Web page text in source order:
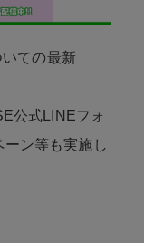
ての最新
公式LINEフォ
ーン等も実施し